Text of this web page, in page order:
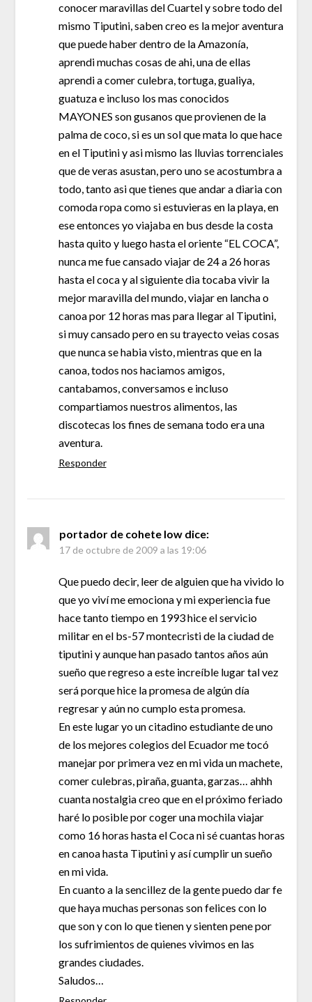
conocer maravillas del Cuartel y sobre todo del
mismo Tiputini, saben creo es la mejor aventura
que puede haber dentro de la Amazonía,
aprendi muchas cosas de ahi, una de ellas
aprendi a comer culebra, tortuga, gualiya,
guatuza e incluso los mas conocidos
MAYONES son gusanos que provienen de la
palma de coco, si es un sol que mata lo que hace
en el Tiputini y asi mismo las lluvias torrenciales
que de veras asustan, pero uno se acostumbra a
todo, tanto asi que tienes que andar a diaria con
comoda ropa como si estuvieras en la playa, en
ese entonces yo viajaba en bus desde la costa
hasta quito y luego hasta el oriente “EL COCA”,
nunca me fue cansado viajar de 24 a 26 horas
hasta el coca y al siguiente dia tocaba vivir la
mejor maravilla del mundo, viajar en lancha o
canoa por 12 horas mas para llegar al Tiputini,
si muy cansado pero en su trayecto veias cosas
que nunca se habia visto, mientras que en la
canoa, todos nos haciamos amigos,
cantabamos, conversamos e incluso
compartiamos nuestros alimentos, las
discotecas los fines de semana todo era una
aventura.
Responder
portador de cohete low dice:
17 de octubre de 2009 a las 19:06
Que puedo decir, leer de alguien que ha vivido lo
que yo viví me emociona y mi experiencia fue
hace tanto tiempo en 1993 hice el servicio
militar en el bs-57 montecristi de la ciudad de
tiputini y aunque han pasado tantos años aún
sueño que regreso a este increíble lugar tal vez
será porque hice la promesa de algún día
regresar y aún no cumplo esta promesa.
En este lugar yo un citadino estudiante de uno
de los mejores colegios del Ecuador me tocó
manejar por primera vez en mi vida un machete,
comer culebras, piraña, guanta, garzas… ahhh
cuanta nostalgia creo que en el próximo feriado
haré lo posible por coger una mochila viajar
como 16 horas hasta el Coca ni sé cuantas horas
en canoa hasta Tìputini y así cumplir un sueño
en mi vida.
En cuanto a la sencillez de la gente puedo dar fe
que haya muchas personas son felices con lo
que son y con lo que tienen y sienten pene por
los sufrimientos de quienes vivimos en las
grandes ciudades.
Saludos…